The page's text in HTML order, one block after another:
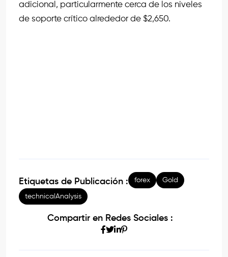
adicional, particularmente cerca de los niveles
de soporte crítico alrededor de $2,650.
Etiquetas de Publicación : forex Gold
technicalAnalysis
Compartir en Redes Sociales :